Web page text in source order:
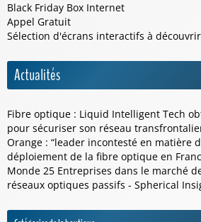
Black Friday Box Internet
Appel Gratuit
Sélection d'écrans interactifs à
Actualités
Fibre optique : Liquid Intelligent Tech
pour sécuriser son réseau transfrontalier
Orange : “leader incontesté en matière
déploiement de la fibre optique en
Monde 25 Entreprises dans le marché
réseaux optiques passifs - Spherical